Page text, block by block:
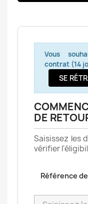
Vous
contrat (14
SE
DE
Saisissez les
vérifier
Référence